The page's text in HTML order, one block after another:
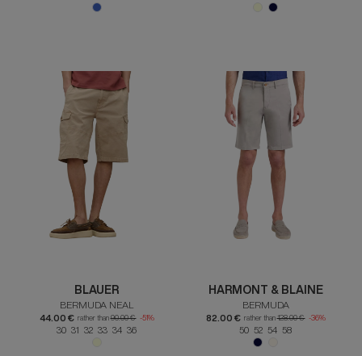
BLAUER
BERMUDA NEAL
44.00 € rather than90.00 € -51%
30 31 32 33 34 36
HARMONT & BLAINE
BERMUDA
82.00 € rather than128.00 € -36%
50 52 54 58